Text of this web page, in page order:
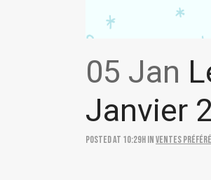
05 Jan
Janvier
Posted at 10:29hinVentes